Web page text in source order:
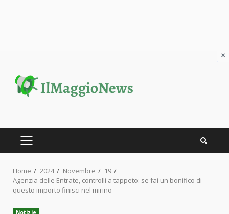
content
PRIMARY
Home 2024 Novembre
19
Agenzia delle Entrate, controlli a tappeto: se fai un bonifico di
questo importo finisci nel mirino
Notizie
×